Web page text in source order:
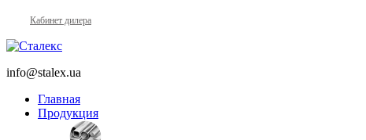
Кабинет дилера
info@stalex.ua
Главная
Продукция